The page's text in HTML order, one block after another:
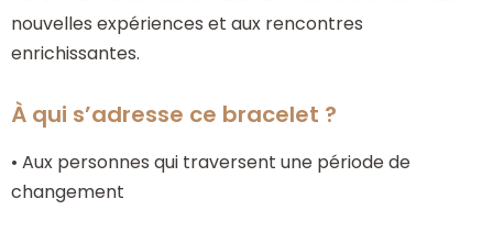
nouvelles expériences et aux rencontres
enrichissantes.
À qui s’adresse ce bracelet ?
• Aux personnes qui traversent une période de
changement